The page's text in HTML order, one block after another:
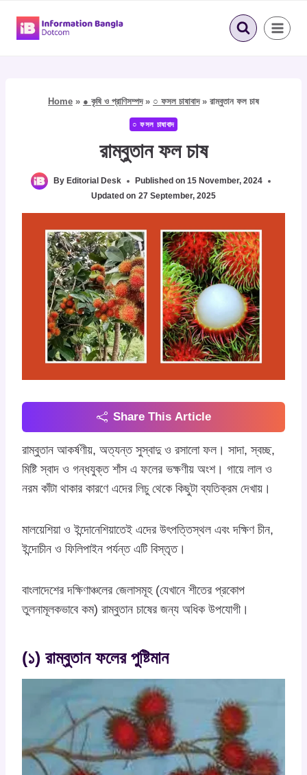
Home » ● কৃষি ও প্রাণিসম্পদ» ○ ফসল চাষাবাদ» রাম্বুতান ফল চাষ
○ ফসল চাষাবাদ
রাম্বুতান ফল চাষ
By Editorial Desk Published on 15 November, 2024
Updated on 27 September, 2025
Share This Article
রাম্বুতান আকর্ষণীয়, অত্যন্ত সুস্বাদু ও রসালো ফল। সাদা, স্বচ্ছ,
মিষ্টি স্বাদ ও গন্ধযুক্ত শাঁস এ ফলের ভক্ষণীয় অংশ। গায়ে লাল ও
নরম কাঁটা থাকার কারণে এদের লিচু থেকে কিছুটা ব্যতিক্রম দেখায়।
মালয়েশিয়া ও ইন্দোনেশিয়াতেই এদের উৎপত্তিস্থল এবং দক্ষিণ চীন,
ইন্দোচীন ও ফিলিপাইন পর্যন্ত এটি বিস্তৃত।
বাংলাদেশের দক্ষিণাঞ্চলের জেলাসমূহ (যেখানে শীতের প্রকোপ
তুলনামূলকভাবে কম) রাম্বুতান চাষের জন্য অধিক উপযোগী।
(১) রাম্বুতান ফলের পুষ্টিমান